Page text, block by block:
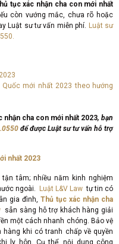
tục xác nhận cha con mới nhất
còn vướng mắc, chưa rõ hoặc
Luật sư tư vấn miễn phí. Luật sư
mới nhất 2023 theo hướng
nhận cha con mới nhất 2023, bạn
.0550 để được Luật sư tư vấn hỗ trợ
nhất 2023
tâm; nhiều năm kinh nghiệm
ngoài. Luật L&V Lawtự tin có
gia đình, Thủ tục xác nhận cha
sẵn sàng hỗ trợ khách hàng giải
một cách nhanh chóng. Bảo vệ
khi có tranh chấp về quyền
ly hôn. Cụ thể, nội dung công